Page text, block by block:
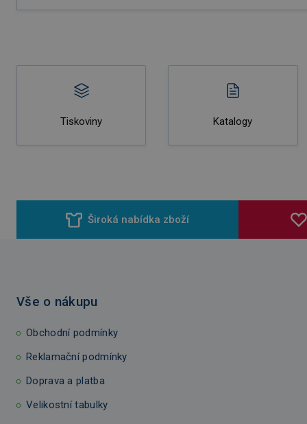
Tiskoviny Katalogy
Široká nabídka zboží
Vše o nákupu
Obchodní podmínky
Reklamační podmínky
Doprava a platba
Velikostní tabulky